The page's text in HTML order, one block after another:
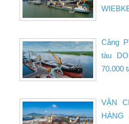
Cảng
tàu
70.000
VẬN
HÀNG